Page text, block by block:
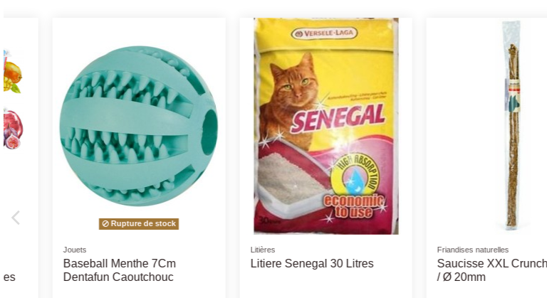
Friandises naturelles
Denta Fun Braided Sticks -
Différentes Tailles - friandise
Jouet Tong Vinyl 12 Cm
Friandises naturelles
Sabot fourré de viande -